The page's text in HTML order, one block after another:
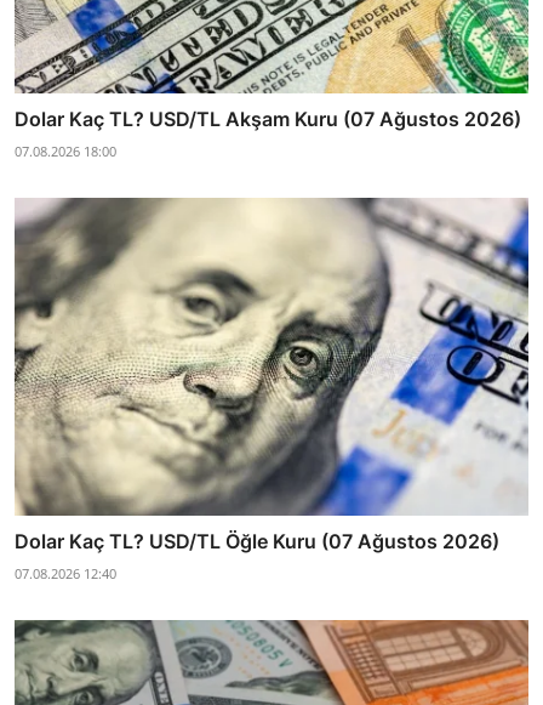
Dolar Kaç TL? USD/TL Akşam Kuru (07 Ağustos 2026)
07.08.2026 18:00
Dolar Kaç TL? USD/TL Öğle Kuru (07 Ağustos 2026)
07.08.2026 12:40